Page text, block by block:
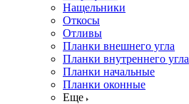
Нащельники
Откосы
Отливы
Планки внешнего угла
Планки внутреннего угла
Планки начальные
Планки оконные
Еще